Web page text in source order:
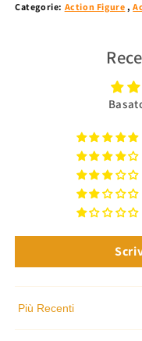
Categorie: Action Figure ,
Sort by